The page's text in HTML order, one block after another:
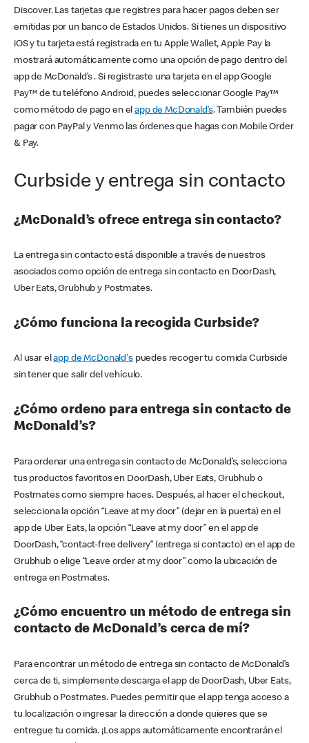
Discover. Las tarjetas que registres para hacer pagos deben ser
emitidas por un banco de Estados Unidos. Si tienes un dispositivo
iOS y tu tarjeta está registrada en tu Apple Wallet, Apple Pay la
mostrará automáticamente como una opción de pago dentro del
app de McDonald’s . Si registraste una tarjeta en el app Google
Pay™ de tu teléfono Android, puedes seleccionar Google Pay™
como método de pago en elapp de McDonald’s. También puedes
pagar con PayPal y Venmo las órdenes que hagas con Mobile Order
& Pay.
Curbside y entrega sin contacto
¿McDonald’s ofrece entrega sin contacto?
La entrega sin contacto está disponible a través de nuestros
asociados como opción de entrega sin contacto en DoorDash,
Uber Eats, Grubhub y Postmates.
¿Cómo funciona la recogida Curbside?
Al usar elapp de McDonald'spuedes recoger tu comida Curbside
sin tener que salir del vehículo.
¿Cómo ordeno para entrega sin contacto de
McDonald’s?
Para ordenar una entrega sin contacto de McDonald’s, selecciona
tus productos favoritos en DoorDash, Uber Eats, Grubhub o
Postmates como siempre haces. Después, al hacer el checkout,
selecciona la opción “Leave at my door” (dejar en la puerta) en el
app de Uber Eats, la opción “Leave at my door” en el app de
DoorDash, “contact-free delivery” (entrega si contacto) en el app de
Grubhub o elige “Leave order at my door” como la ubicación de
entrega en Postmates.
¿Cómo encuentro un método de entrega sin
contacto de McDonald’s cerca de mí?
Para encontrar un método de entrega sin contacto de McDonald’s
cerca de ti, simplemente descarga el app de DoorDash, Uber Eats,
Grubhub o Postmates. Puedes permitir que el app tenga acceso a
tu localización o ingresar la dirección a donde quieres que se
entregue tu comida. ¡Los apps automáticamente encontrarán el